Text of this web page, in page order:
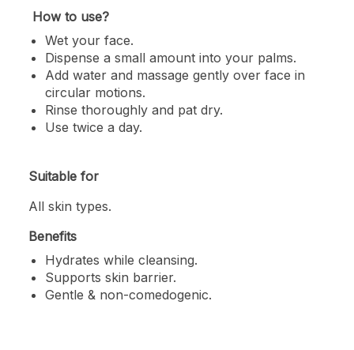
How to use?
Wet your face.
Dispense a small amount into your palms.
Add water and massage gently over face in
circular motions.
Rinse thoroughly and pat dry.
Use twice a day.
Suitable for
All skin types.
Benefits
Hydrates while cleansing.
Supports skin barrier.
Gentle & non-comedogenic.